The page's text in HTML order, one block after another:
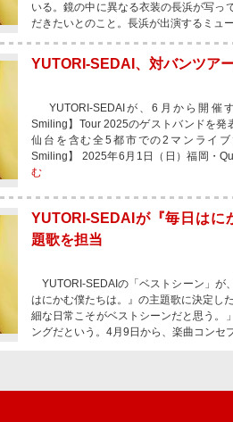
いる。鏡の中に異なる衣装の長浜が写っ
だきたいとのこと。長浜が出演するミュ
YUTORI-SEDAI、対バンツア
YUTORI-SEDAIが、6月から開催
Smiling】Tour 2025のゲストバンドを
仙台を含む全5都市での2マンライ
Smiling】 2025年6月1日（日）福岡・
む
YUTORI-SEDAIが『毎日は
題歌を担当
YUTORI-SEDAIの「ベストシーン」が
はにかむ僕たちは。』の主題歌に決定
細な日常こそがベストシーンだと思う
ングだという。4月9日から、楽曲コンセ